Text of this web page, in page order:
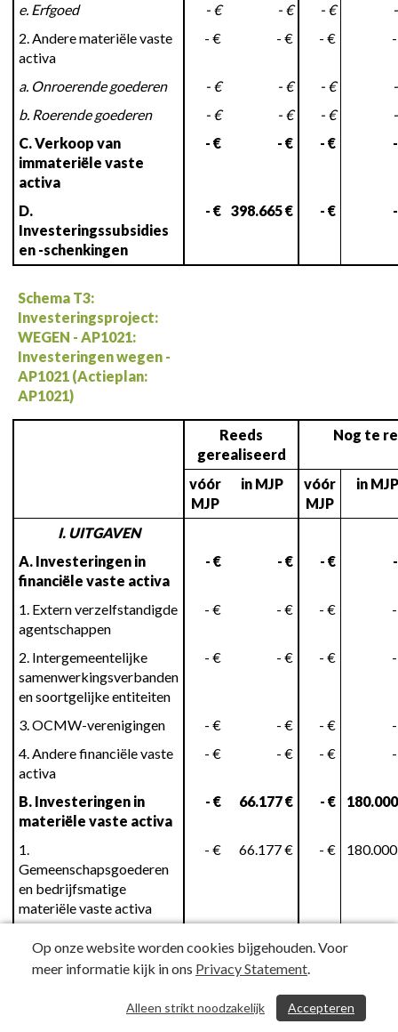
e. Erfgoed - € - € - €
2. Andere materiële vaste
activa
- € - € - €
a. Onroerende goederen - € - € - €
b. Roerende goederen
- € - € - €
C. Verkoop van
immateriële vaste
activa
- € - € - €
D.
Investeringssubsidies
en -schenkingen
- € 398.665 € - €
Schema T3:
Investeringsproject:
WEGEN - AP1021:
Investeringen wegen -
AP1021 (Actieplan:
AP1021)
Reeds
gerealiseerd
Nog te
vóór
MJP
in MJP
vóór
MJP
in MJP
I. UITGAVEN
A. Investeringen in
financiële vaste activa
- € - € - €
1. Extern verzelfstandigde
agentschappen
- € - € - €
2. Intergemeentelijke
samenwerkingsverbanden
en soortgelijke entiteiten
- € - € - €
3. OCMW-verenigingen - € - € - €
4. Andere financiële vaste
activa
- € - € - €
B. Investeringen in
materiële vaste activa
- € 66.177 € - €
1.
Gemeenschapsgoederen
en bedrijfsmatige
materiële vaste activa
- € 66.177 € - €
b. Wegen en andere
- € 66.177 €
c. Roerende goederen - € - € - €
/ 528
Op onze website worden cookies bijgehouden. Voor
meer informatie kijk in ons Privacy Statement.
Accepteren
Alleen strikt noodzakelijk